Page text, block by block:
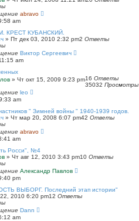
abravo
am
КРЕСТ КУБАНСКИЙ.
» Пт дек 03, 2010 2:32 pm2 Ответы
Виктор Сергеевич
am
» Чт окт 15, 2009 9:23 pm16 Ответы
35032 Просмотры
leo
am
" Зимней войны " 1940-1939 годов.
» Чт мар 20, 2008 6:07 pm42 Ответы
abravo
am
Росси", №4
» Чт авг 12, 2010 3:43 pm10 Ответы
Александр Павлов
pm
ВЫБОРГ. Последний этап истории"
2010 6:20 pm12 Ответы
Dann
am